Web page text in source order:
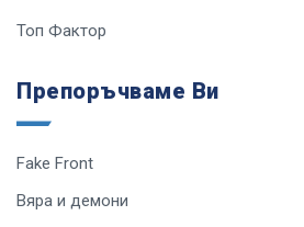
Топ Фактор
Препоръчваме Ви
Fake Front
Вяра и демони